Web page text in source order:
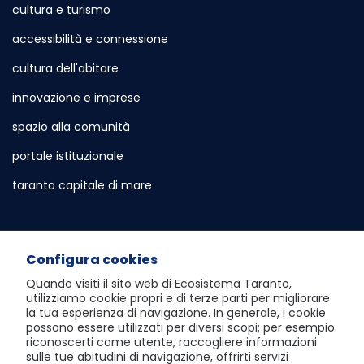
cultura e turismo
accessibilità e connessione
cultura dell'abitare
innovazione e imprese
spazio alla comunità
portale istituzionale
taranto capitale di mare
sportello telematico polifunzionale
atlante dei progetti e dei risultati
visita Taranto dall'alto
Configura cookies
Quando visiti il sito web di Ecosistema Taranto,
utilizziamo cookie propri e di terze parti per migliorare
la tua esperienza di navigazione. In generale, i cookie
possono essere utilizzati per diversi scopi; per esempio.
riconoscerti come utente, raccogliere informazioni
sulle tue abitudini di navigazione, offrirti servizi